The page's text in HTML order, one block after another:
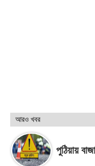
আরও খবর
পুঠিয়ায়